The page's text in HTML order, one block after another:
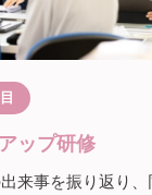
ップ研修
来事を振り返り